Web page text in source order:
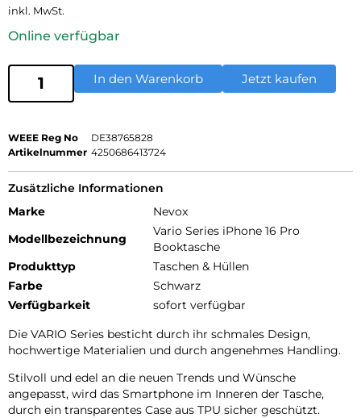
inkl. MwSt.
Online verfügbar
In den Warenkorb Jetzt kaufen
WEEE Reg No
DE38765828
Artikelnummer 4250686413724
Zusätzliche Informationen
Marke
Nevox
Modellbezeichnung
Vario Series iPhone 16 Pro
Booktasche
Produkttyp
Taschen & Hüllen
Farbe
Schwarz
Verfügbarkeit
sofort verfügbar
Die VARIO Series besticht durch ihr schmales Design,
hochwertige Materialien und durch angenehmes Handling.
Stilvoll und edel an die neuen Trends und Wünsche
angepasst, wird das Smartphone im Inneren der Tasche,
durch ein transparentes Case aus TPU sicher geschützt.